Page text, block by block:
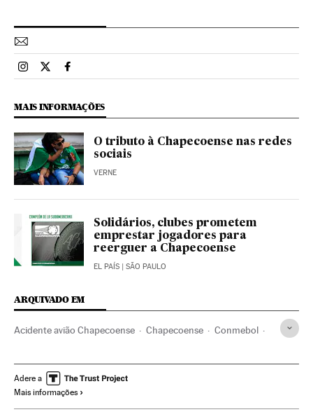
Esportes El País Brasil en Instagram
Esportes El País Brasil en Twitter
Esportes El País Brasil en Facebook
MAIS INFORMAÇÕES
O tributo à Chapecoense nas redes
sociais
VERNE
Solidários, clubes prometem
emprestar jogadores para
reerguer a Chapecoense
EL PAÍS | SÃO PAULO
ARQUIVADO EM
Acidente avião Chapecoense Chapecoense Conmebol
Times esportes Federaciones deportivas
Organizações desportivas
Adere a
Mais informações